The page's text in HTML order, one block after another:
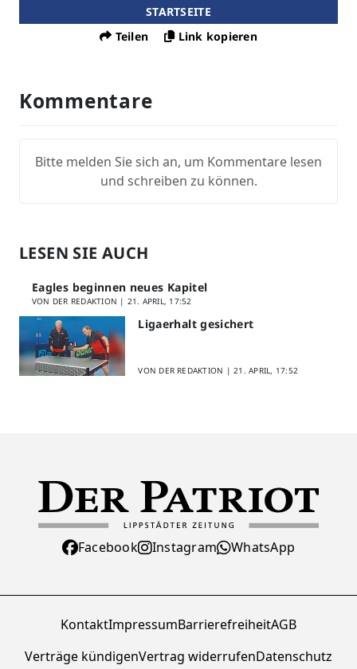
STARTSEITE
Teilen
Link kopieren
Kommentare
Bitte melden Sie sich an, um Kommentare lesen
und schreiben zu können.
LESEN SIE AUCH
Eagles beginnen neues Kapitel
VON DER REDAKTION | 21. APRIL, 17:52
Ligaerhalt gesichert
VON DER REDAKTION |21. APRIL, 17:52
Facebook Instagram WhatsApp
KontaktImpressumBarrierefreiheitAGB
Verträge kündigenVertrag widerrufenDatenschutz